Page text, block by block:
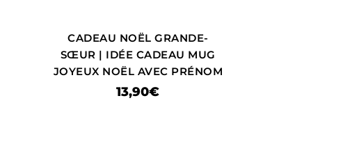
CADEAU NOËL GRANDE-
SŒUR | IDÉE CADEAU MUG
JOYEUX NOËL AVEC PRÉNOM
13,90€